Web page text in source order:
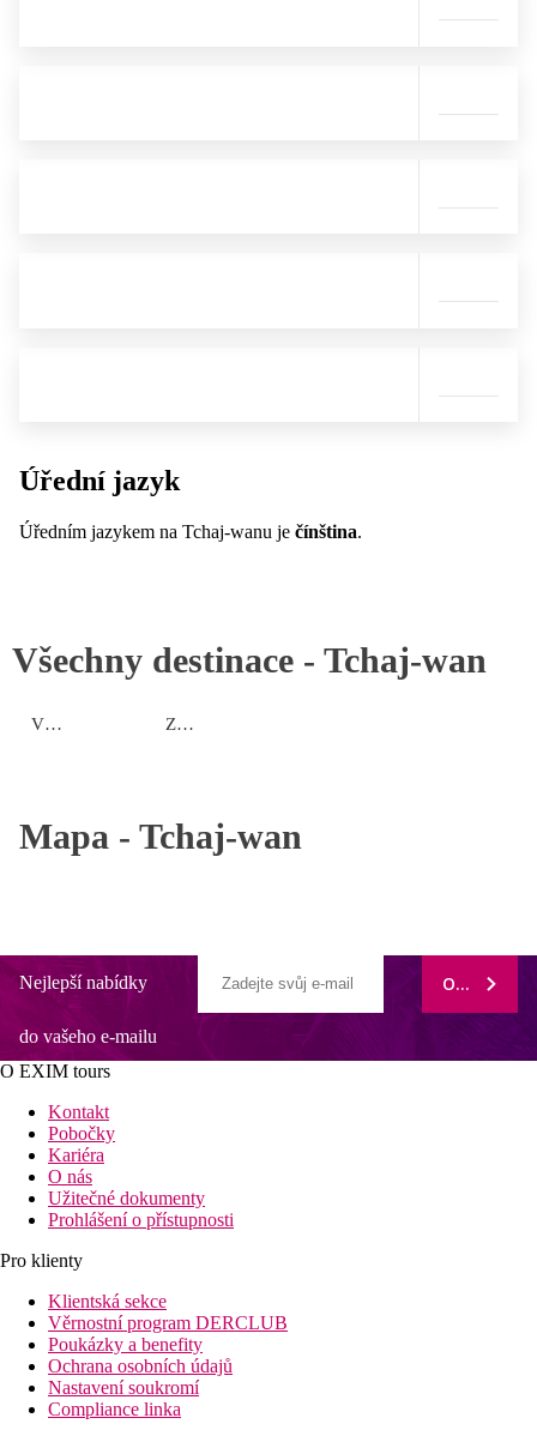
Úřední jazyk
Úředním jazykem na Tchaj-wanu je čínština.
Všechny destinace - Tchaj-wan
Východní oblast Západní oblast
Mapa - Tchaj-wan
Nejlepší nabídky
do vašeho e-mailu
ODEBÍRAT
O EXIM tours
Kontakt
Pobočky
Kariéra
O nás
Užitečné dokumenty
Prohlášení o přístupnosti
Pro klienty
Klientská sekce
Věrnostní program DERCLUB
Poukázky a benefity
Ochrana osobních údajů
Nastavení soukromí
Compliance linka